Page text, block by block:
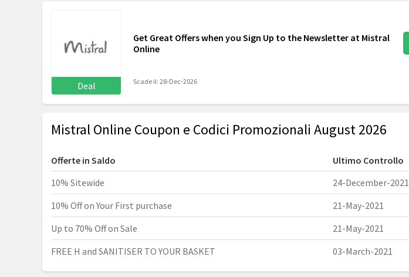
Deal
Get Great Offers when you Sign Up to the Newsletter at Mistral
Online
Scade il: 28-Dec-2026
Mistral Online Coupon e Codici Promozionali August 2026
Offerte in Saldo Ultimo Controllo
10% Sitewide
24-December-2021
10% Off on Your First purchase
21-May-2021
Up to 70% Off on Sale
21-May-2021
FREE H and SANITISER TO YOUR BASKET
03-March-2021